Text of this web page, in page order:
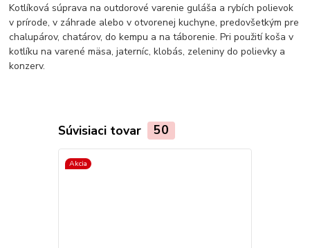
Kotlíková súprava na outdorové varenie guláša a rybích polievok
v prírode, v záhrade alebo v otvorenej kuchyne, predovšetkým pre
chalupárov, chatárov, do kempu a na táborenie. Pri použití koša v
kotlíku na varené mäsa, jaterníc, klobás, zeleniny do polievky a
konzerv.
Súvisiaci tovar 50
Akcia